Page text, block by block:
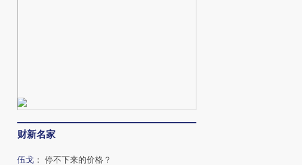
财新名家
伍戈 ： 停不下来的价格？